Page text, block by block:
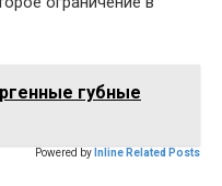
губные
Powered by Inline Related Posts